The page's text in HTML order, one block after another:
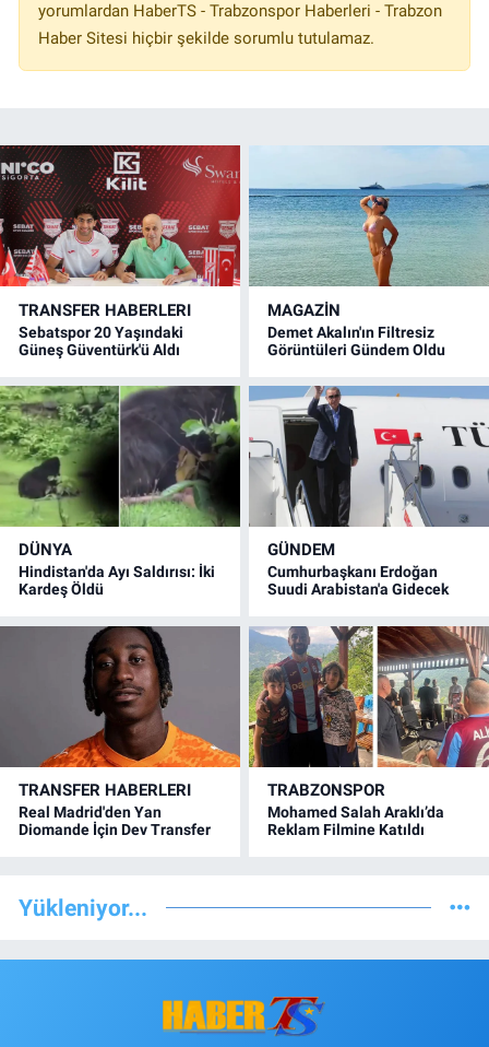
yorumlardan HaberTS - Trabzonspor Haberleri - Trabzon
Haber Sitesi hiçbir şekilde sorumlu tutulamaz.
TRANSFER HABERLERI
Sebatspor 20 Yaşındaki
Güneş Güventürk'ü Aldı
MAGAZİN
Demet Akalın'ın Filtresiz
Görüntüleri Gündem Oldu
DÜNYA
Hindistan'da Ayı Saldırısı: İki
Kardeş Öldü
GÜNDEM
Cumhurbaşkanı Erdoğan
Suudi Arabistan'a Gidecek
TRANSFER HABERLERI
Real Madrid'den Yan
Diomande İçin Dev Transfer
TRABZONSPOR
Mohamed Salah Araklı’da
Reklam Filmine Katıldı
Yükleniyor...